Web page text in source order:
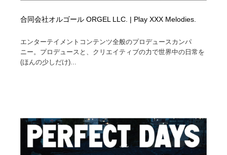
合同会社オルゴール ORGEL LLC. | Play XXX Melodies.
エンターテイメントコンテンツ全般のプロデュースカンパ
ニー。プロデュースと、クリエイティブの力で世界中の日常を
(ほんの少しだけ)...